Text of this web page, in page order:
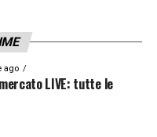
ago
LIVE: tutte le